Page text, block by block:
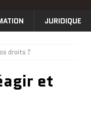
JURIDIQUE
droits ?
et